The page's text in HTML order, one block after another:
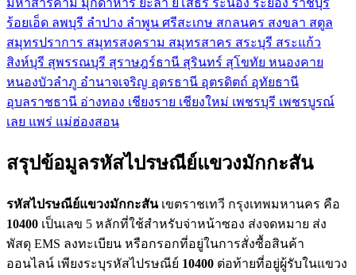
มหาสารคาม มุกดาหาร ยะลา ยโสธร ระนอง ระยอง ราชบุรี
ร้อยเอ็ด ลพบุรี ลำปาง ลำพูน ศรีสะเกษ สกลนคร สงขลา สตูล
สมุทรปราการ สมุทรสงคราม สมุทรสาคร สระบุรี สระแก้ว
สิงห์บุรี สุพรรณบุรี สุราษฎร์ธานี สุรินทร์ สุโขทัย หนองคาย
หนองบัวลำภู อำนาจเจริญ อุดรธานี อุตรดิตถ์ อุทัยธานี
อุบลราชธานี อ่างทอง เชียงราย เชียงใหม่ เพชรบุรี เพชรบูรณ์
เลย แพร่ แม่ฮ่องสอน
สรุปข้อมูลรหัสไปรษณีย์แขวงมักกะสัน
รหัสไปรษณีย์แขวงมักกะสันเขตราชเทวี กรุงเทพมหานคร คือ
10400 เป็นเลข 5 หลักที่ใช้สำหรับจ่าหน้าซอง ส่งจดหมาย ส่ง
พัสดุ EMS ลงทะเบียน หรือกรอกที่อยู่ในการสั่งซื้อสินค้า
ออนไลน์ เพียงระบุรหัสไปรษณีย์ 10400 ต่อท้ายที่อยู่ผู้รับในแขวง